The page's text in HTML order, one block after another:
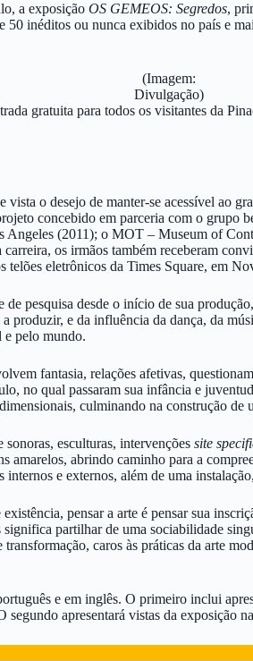
a exposição OS GEMEOS: Segredos,
inéditos ou nunca exibidos no país e
(Imagem:
Divulgação)
gratuita para todos os visitantes da
o desejo de manter-se acessível ao
concebido em parceria com o grupo
(2011); o MOT – Museum of
os irmãos também receberam
eletrônicos da Times Square, em
pesquisa desde o início de sua
produzir, e da influência da dança, da
e pelo mundo.
fantasia, relações afetivas,
no qual passaram sua infância e
culminando na construção
sonoras, esculturas, intervenções site
amarelos, abrindo caminho para a
e externos, além de uma
pensar a arte é pensar sua
partilhar de uma sociabilidade
caros às práticas da arte
e em inglês. O primeiro inclui
apresentará vistas da exposição